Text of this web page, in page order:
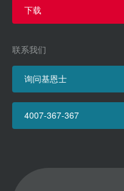
下载
联系我们
询问基恩士
4007-367-367